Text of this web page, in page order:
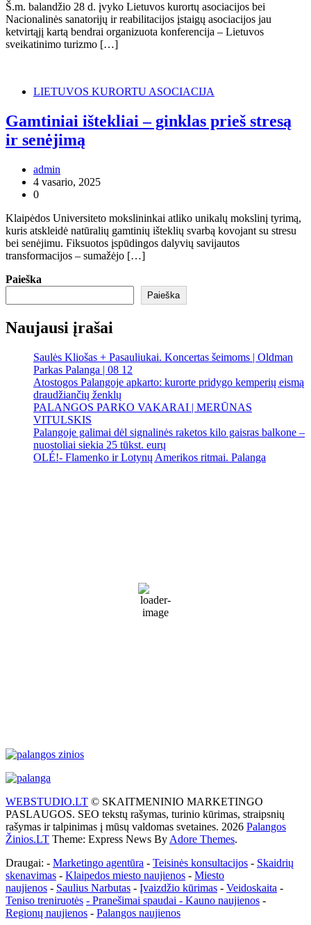
Š.m. balandžio 28 d. įvyko Lietuvos kurortų asociacijos bei
Nacionalinės sanatorijų ir reabilitacijos įstaigų asociacijos jau
ketvirtąjį kartą bendrai organizuota konferencija – Lietuvos
sveikatinimo turizmo […]
LIETUVOS KURORTU ASOCIACIJA
Gamtiniai ištekliai – ginklas prieš stresą
ir senėjimą
admin
4 vasario, 2025
0
Klaipėdos Universiteto mokslininkai atliko unikalų mokslinį tyrimą,
kuris atskleidė natūralių gamtinių išteklių svarbą kovojant su stresu
bei senėjimu. Fiksuotos įspūdingos dalyvių savijautos
transformacijos – sumažėjo […]
Paieška
Paieška
Naujausi įrašai
Saulės Kliošas + Pasauliukai. Koncertas šeimoms | Oldman
Parkas Palanga | 08 12
Atostogos Palangoje apkarto: kurorte pridygo kemperių eismą
draudžiančių ženklų
PALANGOS PARKO VAKARAI | MERŪNAS
VITULSKIS
Palangoje galimai dėl signalinės raketos kilo gaisras balkone –
nuostoliai siekia 25 tūkst. eurų
OLÉ!- Flamenko ir Lotynų Amerikos ritmai. Palanga
73 %
WEBSTUDIO.LT © SKAITMENINIO MARKETINGO
PASLAUGOS. SEO tekstų rašymas, turinio kūrimas, straipsnių
rašymas ir talpinimas į mūsų valdomas svetaines. 2026 Palangos
Žinios.LT Theme: Express News By Adore Themes.
Draugai: - Marketingo agentūra - Teisinės konsultacijos - Skaidrių
skenavimas - Klaipedos miesto naujienos - Miesto
naujienos - Saulius Narbutas - Įvaizdžio kūrimas - Veidoskaita -
Teniso treniruotės - Pranešimai spaudai - Kauno naujienos -
Regionų naujienos - Palangos naujienos